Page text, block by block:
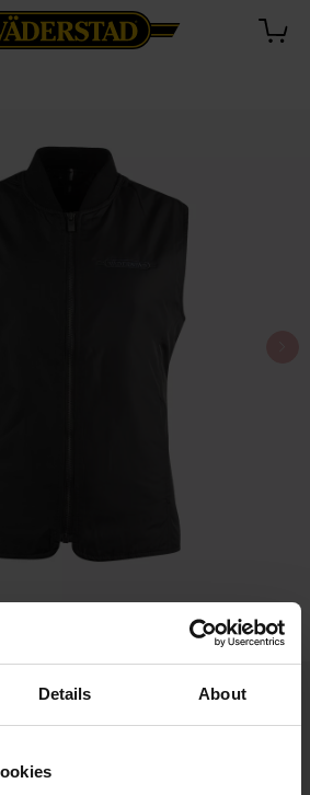
Details About
Väderstad Edition- Dam
Edition- Dam